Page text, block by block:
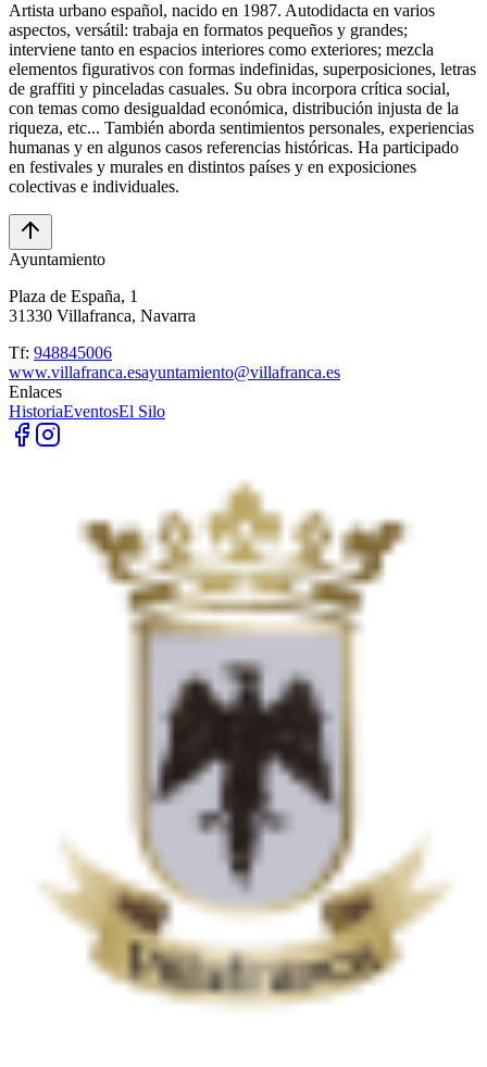
Artista urbano español, nacido en 1987. Autodidacta en varios
aspectos, versátil: trabaja en formatos pequeños y grandes;
interviene tanto en espacios interiores como exteriores; mezcla
elementos figurativos con formas indefinidas, superposiciones, letras
de graffiti y pinceladas casuales. Su obra incorpora crítica social,
con temas como desigualdad económica, distribución injusta de la
riqueza, etc... También aborda sentimientos personales, experiencias
humanas y en algunos casos referencias históricas. Ha participado
en festivales y murales en distintos países y en exposiciones
colectivas e individuales.
Ayuntamiento
Plaza de España, 1
31330 Villafranca, Navarra
Tf: 948845006
www.villafranca.esayuntamiento@villafranca.es
Enlaces
HistoriaEventosEl Silo